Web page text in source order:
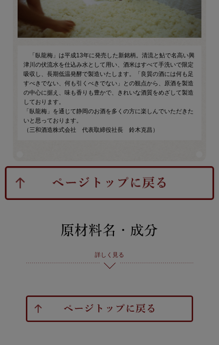
「臥龍梅」は平成13年に発売した新銘柄。清流と鮎で名高い興
津川の伏流水を仕込み水として用い、酒米はすべて手洗いで限定
吸収し、長期低温発酵で製造いたします。「良質の酒には何も足
すべきでない、何も引くべきでない」との観点から、原酒を製造
の中心に据え、味も香りも豊かで、きれいな酒質をめざして製造
しております。
「臥龍梅」を通じて静岡のお酒を多くの方に楽しんでいただきた
いと思っております。
（三和酒造株式会社 代表取締役社長 鈴木克昌）
詳しく見る